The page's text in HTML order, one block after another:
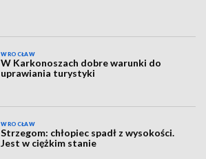
WROCŁAW
W Karkonoszach dobre warunki do
uprawiania turystyki
WROCŁAW
Strzegom: chłopiec spadł z wysokości.
Jest w ciężkim stanie